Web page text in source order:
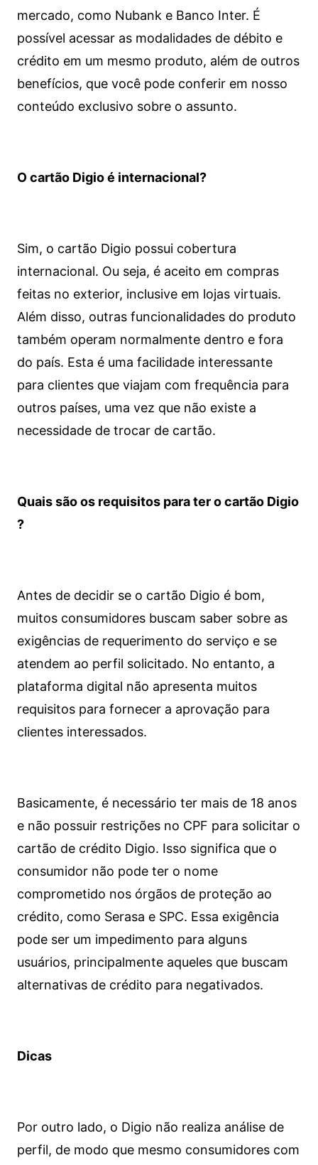
mercado, como Nubank e Banco Inter. É
possível acessar as modalidades de débito e
crédito em um mesmo produto, além de outros
benefícios, que você pode conferir em nosso
conteúdo exclusivo sobre o assunto.
O cartão Digio é internacional?
Sim, o cartão Digio possui cobertura
internacional. Ou seja, é aceito em compras
feitas no exterior, inclusive em lojas virtuais.
Além disso, outras funcionalidades do produto
também operam normalmente dentro e fora
do país. Esta é uma facilidade interessante
para clientes que viajam com frequência para
outros países, uma vez que não existe a
necessidade de trocar de cartão.
Quais são os requisitos para ter o cartão Digio
?
Antes de decidir se o cartão Digio é bom,
muitos consumidores buscam saber sobre as
exigências de requerimento do serviço e se
atendem ao perfil solicitado. No entanto, a
plataforma digital não apresenta muitos
requisitos para fornecer a aprovação para
clientes interessados.
Basicamente, é necessário ter mais de 18 anos
e não possuir restrições no CPF para solicitar o
cartão de crédito Digio. Isso significa que o
consumidor não pode ter o nome
comprometido nos órgãos de proteção ao
crédito, como Serasa e SPC. Essa exigência
pode ser um impedimento para alguns
usuários, principalmente aqueles que buscam
alternativas de crédito para negativados.
Dicas
Por outro lado, o Digio não realiza análise de
perfil, de modo que mesmo consumidores com